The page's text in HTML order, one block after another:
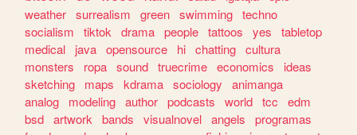
weather surrealism green swimming techno
socialism
tiktok drama people tattoos yes
tabletop
medical
java opensource hi chatting cultura
monsters
ropa sound truecrime economics
ideas
sketching
maps kdrama sociology
animanga
analog
modeling author podcasts world tcc
edm
bsd artwork bands visualnovel angels
programas